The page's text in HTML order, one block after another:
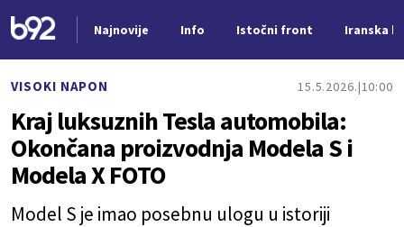
Najnovije Info Istočni front Iranska
VISOKI NAPON 15.5.2026. 10:00
Kraj luksuznih Tesla automobila:
Okončana proizvodnja Modela S i
Modela X FOTO
Model S je imao posebnu ulogu u istoriji